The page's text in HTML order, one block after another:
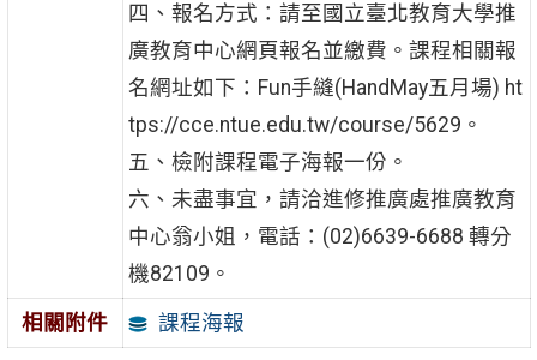
四、報名方式：請至國立臺北教育大學推
廣教育中心網頁報名並繳費。課程相關報
名網址如下：Fun手縫(HandMay五月場) ht
tps://cce.ntue.edu.tw/course/5629。
五、檢附課程電子海報一份。
六、未盡事宜，請洽進修推廣處推廣教育
中心翁小姐，電話：(02)6639-6688 轉分
機82109。
相關附件 課程海報